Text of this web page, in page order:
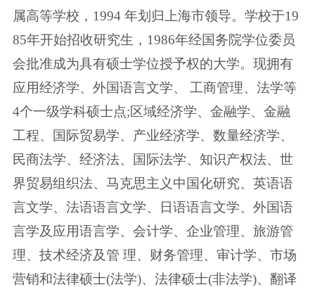
属高等学校，1994 年划归上海市领导。学校于19
85年开始招收研究生，1986年经国务院学位委员
会批准成为具有硕士学位授予权的大学。现拥有
应用经济学、外国语言文学、 工商管理、法学等
4个一级学科硕士点;区域经济学、金融学、金融
工程、国际贸易学、产业经济学、数量经济学、
民商法学、经济法、国际法学、知识产权法、世
界贸易组织法、马克思主义中国化研究、英语语
言文学、法语语言文学、日语语言文学、外国语
言学及应用语言学、会计学、企业管理、旅游管
理、技术经济及管 理、财务管理、审计学、市场
营销和法律硕士(法学)、法律硕士(非法学)、翻译